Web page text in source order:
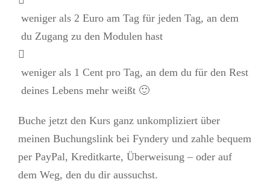
weniger als 2 Euro am Tag für jeden Tag, an dem
du Zugang zu den Modulen hast
weniger als 1 Cent pro Tag, an dem du für den Rest
deines Lebens mehr weißt 🙂
Buche jetzt den Kurs ganz unkompliziert über
meinen Buchungslink bei Fyndery und zahle bequem
per PayPal, Kreditkarte, Überweisung – oder auf
dem Weg, den du dir aussuchst.